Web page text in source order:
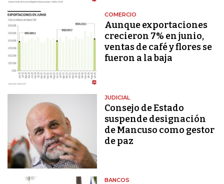
COMERCIO
Aunque exportaciones
crecieron 7% en junio,
ventas de café y flores se
fueron a la baja
JUDICIAL
Consejo de Estado
suspende designación
de Mancuso como gestor
de paz
BANCOS